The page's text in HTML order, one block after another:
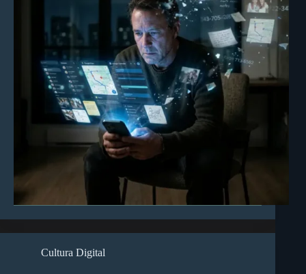
Cultura Digital